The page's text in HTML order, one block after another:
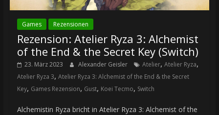
Games Rezensionen
Rezension: Atelier Ryza 3: Alchemist
of the End & the Secret Key (Switch)
23. März 2023 Alexander Geisler Atelier, Atelier Ryza,
Atelier Ryza 3, Atelier Ryza 3: Alchemist of the End & the Secret
Key, Games Rezension, Gust, Koei Tecmo, Switch
Alchemistin Ryza bricht in Atelier Ryza 3: Alchemist of the